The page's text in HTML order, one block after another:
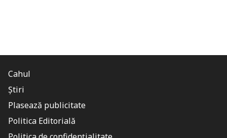
Cahul
Știri
Plasează publicitate
Politica Editorială